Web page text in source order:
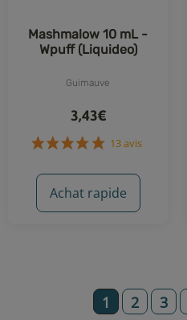
Mashmalow 10 mL -
Wpuff (Liquideo)
Guimauve
3,43€
Achat rapide
1 2 3